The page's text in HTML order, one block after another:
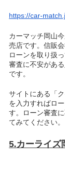
https://car-
カーマッチ岡山
売店です。信販
ローンを取り扱
審査に不安があ
です。
サイトにある「
を入力すればロ
す。ローン審査
てみてください。
5.カーライズ